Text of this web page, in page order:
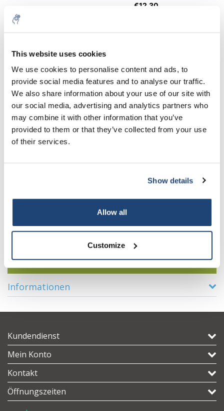
This website uses cookies
We use cookies to personalise content and ads, to
provide social media features and to analyse our traffic.
We also share information about your use of our site with
our social media, advertising and analytics partners who
may combine it with other information that you’ve
provided to them or that they’ve collected from your use
of their services.
Show details
Allow all
Customize
€12,30
Inkl.
Ø außen (mm) 10
MwSt.
€19,22
Inkl.
MwSt.
Mehr
€15,07
exkl.
MwSt.
€18,23
exkl.
€26,27
Ø außen (mm) 16 €30,25
MwSt.
Mehr
Informationen
Kundendienst
Mein Konto
Kontakt
Öffnungszeiten
5% off for your next order
Sign up for our newsletter to stay informed about
our new products, and receive a 10% discount on
your next purchase for all chemical products from
our own brand 😀
Your discount applies to orders above €50,00